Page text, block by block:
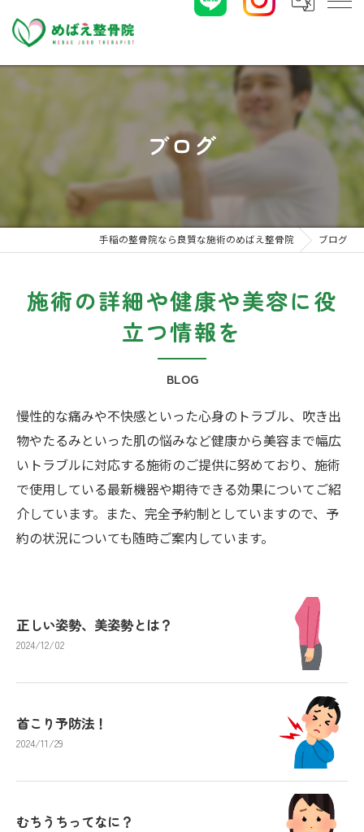
ブログ
手稲の整骨院なら良質な施術のめばえ整骨院 ブログ
施術の詳細や健康や美容に役
立つ情報を
BLOG
慢性的な痛みや不快感といった心身のトラブル、吹き出
物やたるみといった肌の悩みなど健康から美容まで幅広
いトラブルに対応する施術のご提供に努めており、施術
で使用している最新機器や期待できる効果についてご紹
介しています。また、完全予約制としていますので、予
約の状況についても随時ご案内しています。
正しい姿勢、美姿勢とは？
2024/12/02
首こり予防法！
2024/11/29
むちうちってなに？